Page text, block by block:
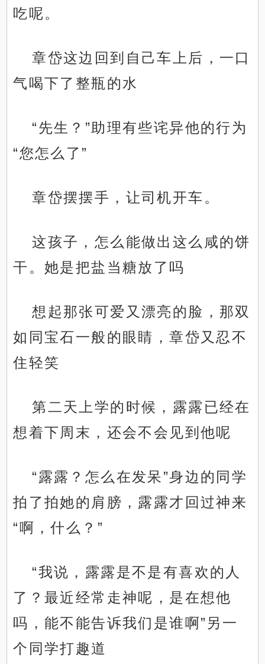
吃呢。
章岱这边回到自己车上后，一口
气喝下了整瓶的水
“先生？”助理有些诧异他的行为
“您怎么了”
章岱摆摆手，让司机开车。
这孩子，怎么能做出这么咸的饼
干。她是把盐当糖放了吗
想起那张可爱又漂亮的脸，那双
如同宝石一般的眼睛，章岱又忍不
住轻笑
第二天上学的时候，露露已经在
想着下周末，还会不会见到他呢
“露露？怎么在发呆”身边的同学
拍了拍她的肩膀，露露才回过神来
“啊，什么？”
“我说，露露是不是有喜欢的人
了？最近经常走神呢，是在想他
吗，能不能告诉我们是谁啊”另一
个同学打趣道